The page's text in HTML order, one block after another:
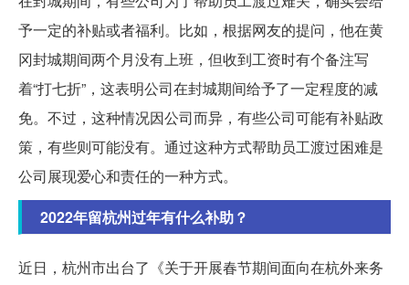
予一定的补贴或者福利。比如，根据网友的提问，他在黄
冈封城期间两个月没有上班，但收到工资时有个备注写
着“打七折”，这表明公司在封城期间给予了一定程度的减
免。不过，这种情况因公司而异，有些公司可能有补贴政
策，有些则可能没有。通过这种方式帮助员工渡过困难是
公司展现爱心和责任的一种方式。
2022年留杭州过年有什么补助？
近日，杭州市出台了《关于开展春节期间面向在杭外来务